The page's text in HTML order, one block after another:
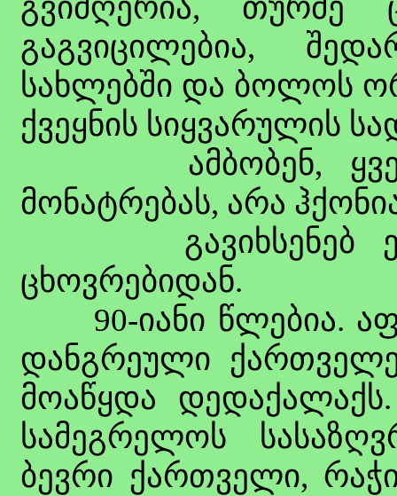
გვიმღერია, თურმე
გაგვიცილებია,
სახლებში და ბოლოს
ქვეყნის სიყვარულის
ამბობენ,
მონატრებას, არა
გავიხსენებ
ცხოვრებიდან.
90-იანი წლებია.
დანგრეული
მოაწყდა
სამეგრელოს
ბევრი ქართველი,